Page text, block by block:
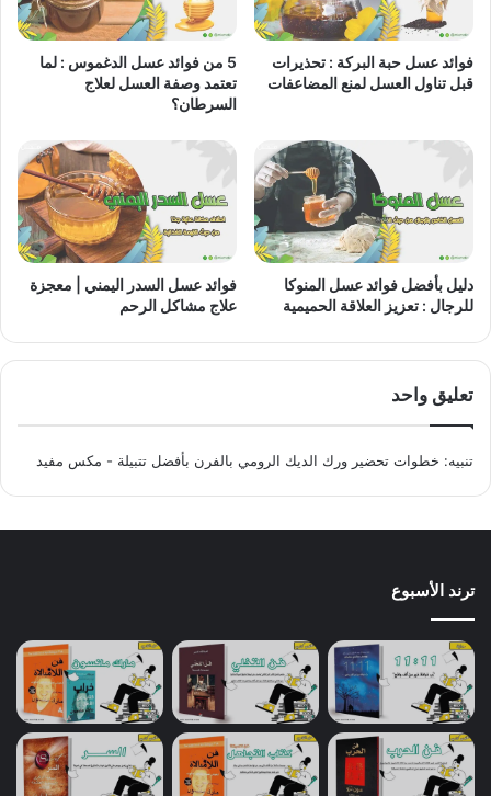
فوائد عسل حبة البركة : تحذيرات
قبل تناول العسل لمنع المضاعفات
5 من فوائد عسل الدغموس : لما
تعتمد وصفة العسل لعلاج
السرطان؟
دليل بأفضل فوائد عسل المنوكا
للرجال : تعزيز العلاقة الحميمية
فوائد عسل السدر اليمني | معجزة
علاج مشاكل الرحم
تعليق واحد
تنبيه: خطوات تحضير ورك الديك الرومي بالفرن بأفضل تتبيلة - مكس مفيد
ترند الأسبوع